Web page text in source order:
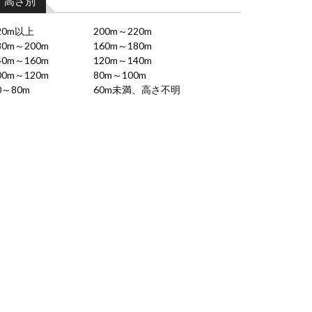
以上
200m～220m
～200m
160m～180m
～160m
120m～140m
～120m
80m～100m
80m
60m未満、高さ不明